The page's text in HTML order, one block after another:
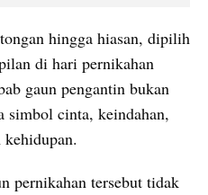
hingga hiasan, dipilih
di hari pernikahan
gaun pengantin bukan
simbol cinta, keindahan,
pernikahan tersebut tidak